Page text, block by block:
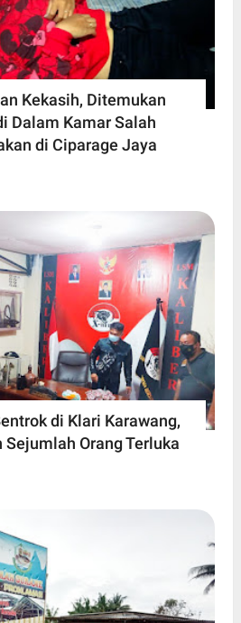
Kekasih, Ditemukan
Dalam Kamar Salah
di Ciparage Jaya
di Klari Karawang,
Orang Terluka